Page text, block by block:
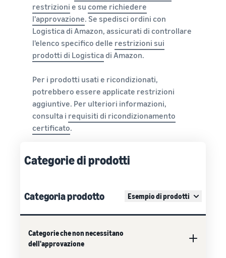
restrizioni e su come richiedere
l'approvazione. Se spedisci ordini con
Logistica di Amazon, assicurati di controllare
l'elenco specifico delle restrizioni sui
prodotti di Logisticadi Amazon.
Per i prodotti usati e ricondizionati,
potrebbero essere applicate restrizioni
aggiuntive. Per ulteriori informazioni,
consulta i requisiti di ricondizionamento
certificato.
Categorie di prodotti
Categoria prodotto Esempio di prodotti
Categorie che non necessitano
dell'approvazione